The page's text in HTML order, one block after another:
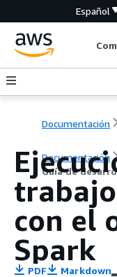
Español
Documentación
Documentación
Guía de
con el
Spark
PDF Markdown